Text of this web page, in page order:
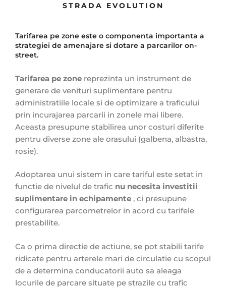
STRADA EVOLUTION
Tarifarea pe zone este o componenta importanta a
strategiei de amenajare si dotare a parcarilor on-
street.
Tarifarea pe zone reprezinta un instrument de
generare de venituri suplimentare pentru
administratiile locale si de optimizare a traficului
prin incurajarea parcarii in zonele mai libere.
Aceasta presupune stabilirea unor costuri diferite
pentru diverse zone ale orasului (galbena, albastra,
rosie).
Adoptarea unui sistem in care tariful este setat in
functie de nivelul de trafic nu necesita investitii
suplimentare in echipamente , ci presupune
configurarea parcometrelor in acord cu tarifele
prestabilite.
Ca o prima directie de actiune, se pot stabili tarife
ridicate pentru arterele mari de circulatie cu scopul
de a determina conducatorii auto sa aleaga
locurile de parcare situate pe strazile cu trafic